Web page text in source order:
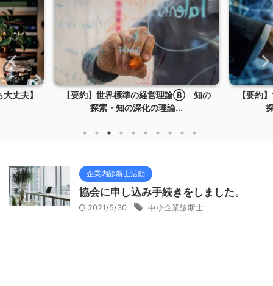
丈夫】
【要約】世界標準の経営理論⑧ 知の
探索・知の深化の理論...
【要約
企業内診断士活動
協会に申し込み手続きをしました。
2021/5/30 中小企業診断士